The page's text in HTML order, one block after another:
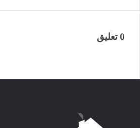
0 تعليق